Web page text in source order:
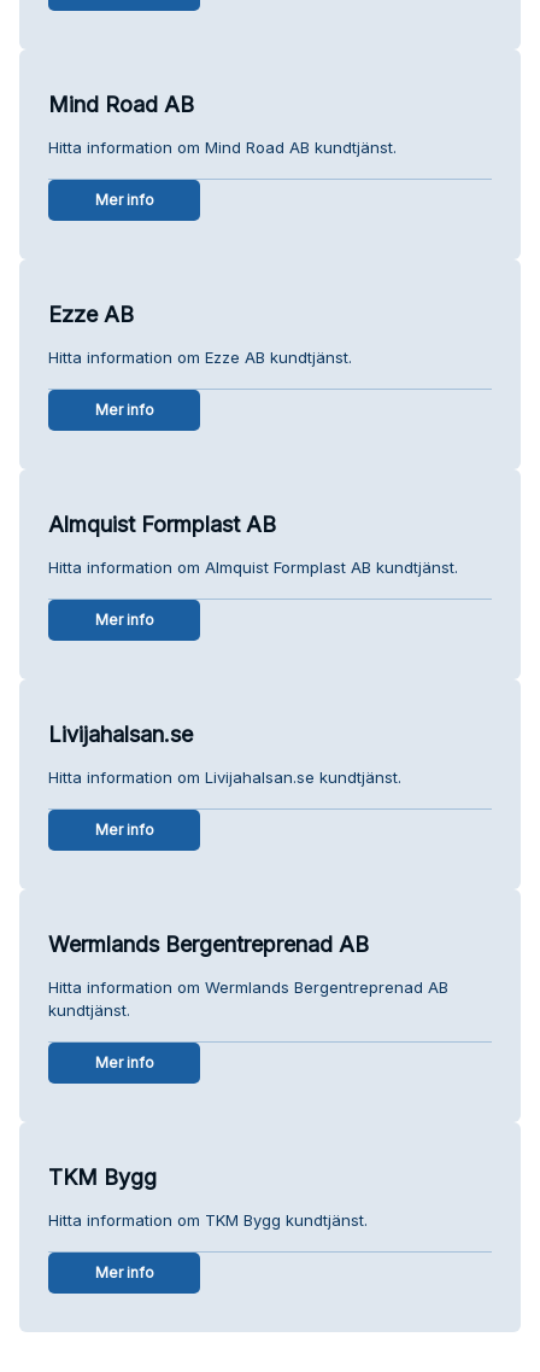
Mind Road AB
Hitta information om Mind Road AB kundtjänst.
Mer info
Ezze AB
Hitta information om Ezze AB kundtjänst.
Mer info
Almquist Formplast AB
Hitta information om Almquist Formplast AB kundtjänst.
Mer info
Livijahalsan.se
Hitta information om Livijahalsan.se kundtjänst.
Mer info
Wermlands Bergentreprenad AB
Hitta information om Wermlands Bergentreprenad AB
kundtjänst.
Mer info
TKM Bygg
Hitta information om TKM Bygg kundtjänst.
Mer info